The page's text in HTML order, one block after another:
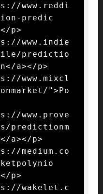
www.reddi
predic
p>
www.indie
predictio
a></p>
www.mixcl
">Po
www.prove
predictionm
a></p>
medium.co
p>
wakelet.c